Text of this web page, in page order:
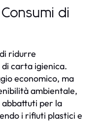
di
ridurre
carta igienica.
economico, ma
ambientale,
abbattuti per la
i rifiuti plastici e